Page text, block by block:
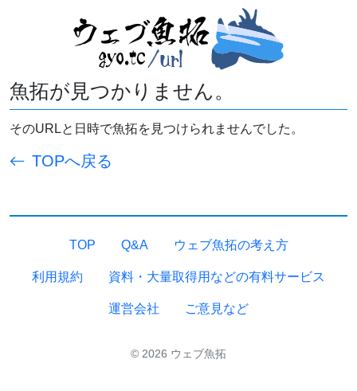
魚拓が見つかりません。
そのURLと日時で魚拓を見つけられませんでした。
TOPへ戻る
TOP Q&A ウェブ魚拓の考え方
利用規約 資料・大量取得用などの有料サービス
運営会社 ご意見など
© 2026 ウェブ魚拓